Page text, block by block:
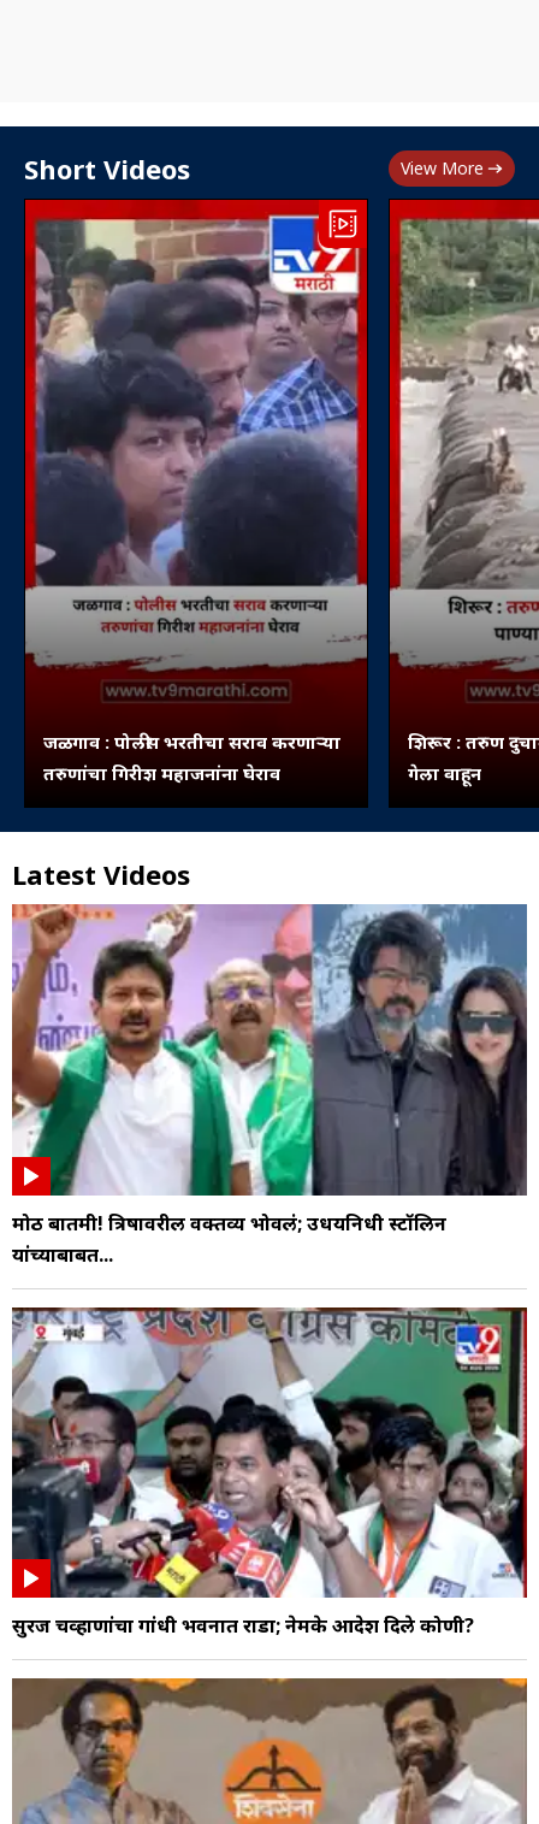
Short Videos View More
जळगाव : पोलीस भरतीचा सराव करणाऱ्या
तरुणांचा गिरीश महाजनांना घेराव
शिरूर : तरुण
गेला वाहून
Latest Videos
मोठी बातमी! त्रिषावरील वक्तव्य भोवलं; उधयनिधी स्टॉलिन
यांच्याबाबत...
सुरज चव्हाणांचा गांधी भवनात राडा; नेमके आदेश दिले कोणी?